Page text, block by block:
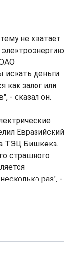
не хватает
деньги.
как залог или
- сказал он.
Евразийский
ТЭЦ Бишкека.
страшного
раз", -